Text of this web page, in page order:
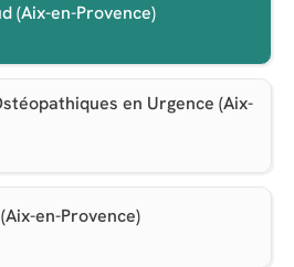
(Aix-en-Provence)
en Urgence (Aix-
en-Provence)